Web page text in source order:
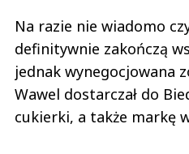
Na razie nie wiadomo
definitywnie zakończą
jednak wynegocjowana
Wawel dostarczał do
cukierki, a także markę